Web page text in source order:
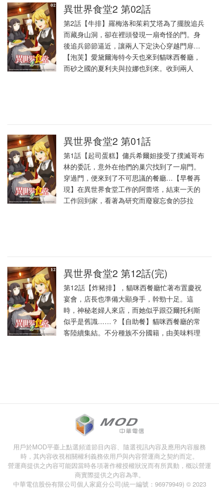
異世界食堂2 第02話
第2話【牛排】羅梅洛和茱莉艾塔為了擺脫追兵
而藏身山洞，卻在裡頭發現一扇奇怪的門。身
後追兵節節逼近，讓兩人下定決心穿越門扉…
【泡芙】愛黛爾海特今天也來到貓咪西餐廳，
而砂之國的夏利夫與拉娜也到來。收到兩人
異世界食堂2 第01話
第1話【起司蛋糕】傭兵希爾妲接受了撲滅哥布
林的委託，意外在他們的巢穴找到了一扇門。
穿過門，便來到了不可思議的餐廳…【早餐再
現】在異世界食堂工作的阿蕾塔，結束一天的
工作回到家，看著為研究而廢寢忘食的莎拉
異世界食堂2 第12話(完)
第12話【炸豬排】，貓咪西餐廳忙著布置慶祝
宴會，店長也準備大顯身手，幹勁十足。這
時，神秘老婦人來店，而她似乎跟亞爾托利斯
似乎是舊識……？【自助餐】貓咪西餐廳的常
客陸續集結。不分種族不分國籍，由美味料理
用戶於MOD平臺上點選頻道節目內容、隨選視訊內容及應用內容服務
時，其內容收視相關權利義務依用戶與內容營運商之契約而定。
營運商提供之內容可能因當時各項著作權授權狀況而有所異動，概以營運
商實際提供之內容為準。
中華電信股份有限公司個人家庭分公司(統一編號：96979949) © 2023